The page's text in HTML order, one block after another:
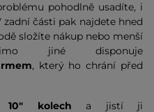
pohodlně usadíte, i
části pak najdete hned
složíte nákup nebo menší
jiné disponuje
, který ho chrání před
10" kolech a jistí ji